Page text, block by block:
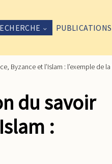
PUBLICATIONS
Byzance et l’Islam : l’exemple de
du savoir
: